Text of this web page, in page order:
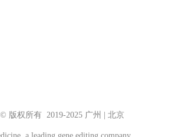
版权所有 2019-2025 广州 | 北京